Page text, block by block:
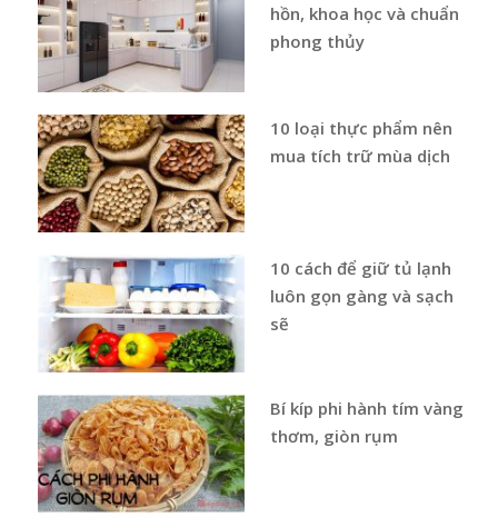
hồn, khoa học và chuẩn
phong thủy
10 loại thực phẩm nên
mua tích trữ mùa dịch
10 cách để giữ tủ lạnh
luôn gọn gàng và sạch
sẽ
Bí kíp phi hành tím vàng
thơm, giòn rụm